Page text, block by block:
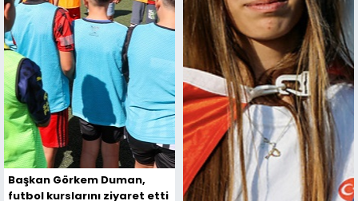
Başkan Görkem Duman,
futbol kurslarını ziyaret etti